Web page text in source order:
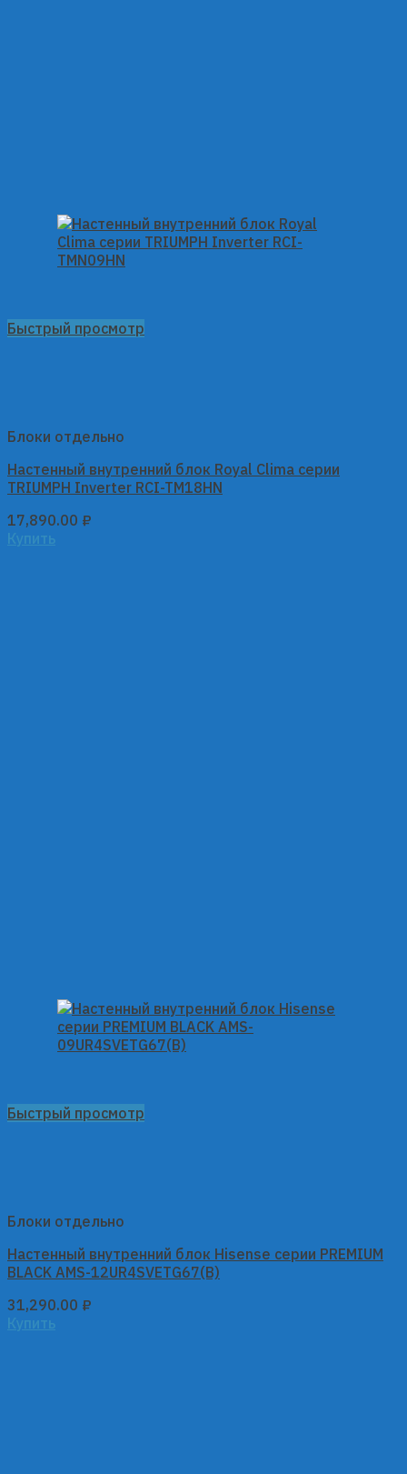
Быстрый просмотр
Блоки отдельно
Настенный внутренний блок Royal Clima серии
TRIUMPH Inverter RCI-TM18HN
17,890.00 ₽
Купить
Быстрый просмотр
Блоки отдельно
Настенный внутренний блок Hisense серии PREMIUM
BLACK AMS-12UR4SVETG67(B)
31,290.00 ₽
Купить